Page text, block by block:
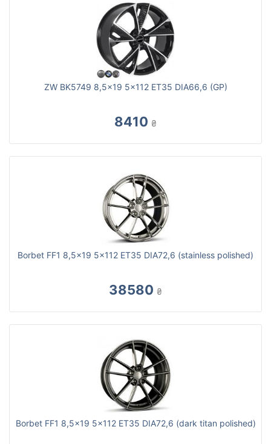
ZW BK5749 8,5x19 5x112 ET35 DIA66,6 (GP)
8410 ₴
Borbet FF1 8,5x19 5x112 ET35 DIA72,6 (stainless polished)
38580 ₴
Borbet FF1 8,5x19 5x112 ET35 DIA72,6 (dark titan polished)